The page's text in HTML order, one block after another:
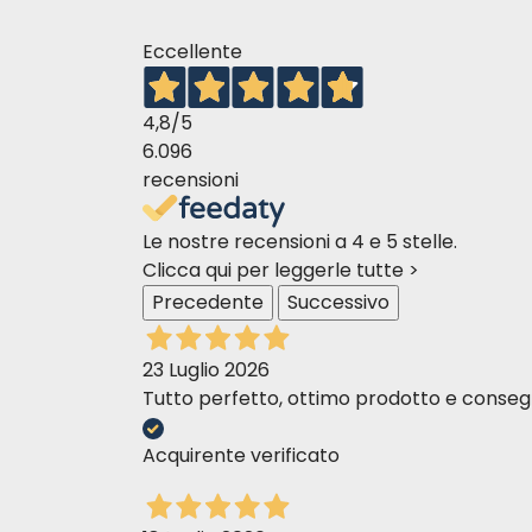
5 à 10 kg
LAPIN ET POMMES DE TERRE
Aliment complet riche en viande
Composition
Lapin frais 68%, Pommes de terre 4%,
0,1%, Fructo-Oligosaccharides (FOS)
Constituants analytiques
Protéines 9%, Matières grasses 4,6%,
Eccellente
4,8/5
6.096
recensioni
Le nostre recensioni a 4 e 5 stelle.
Clicca qui per leggerle tutte >
Precedente
Successivo
23 Luglio 2026
Tutto perfetto, ottimo prodotto e
Acquirente verificato